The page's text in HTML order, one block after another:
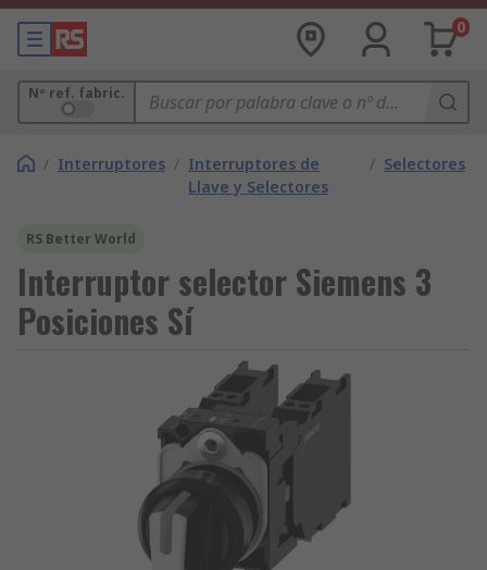
0
Nº ref. fabric.
/ Interruptores / Interruptores de
Llave y Selectores
/ Selectores
RS Better World
Interruptor selector Siemens 3
Posiciones Sí